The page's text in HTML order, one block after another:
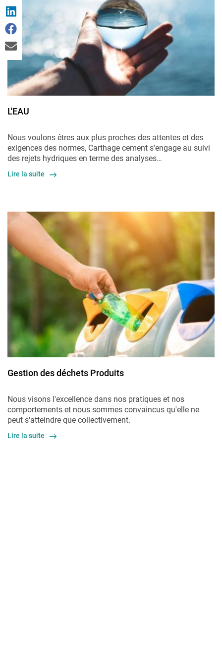
L'EAU
Nous voulons êtres aux plus proches des attentes et des
exigences des normes, Carthage cement s’engage au suivi
des rejets hydriques en terme des analyses…
Lire la suite
Gestion des déchets Produits
Nous visons l'excellence dans nos pratiques et nos
comportements et nous sommes convaincus qu'elle ne
peut s'atteindre que collectivement.
Lire la suite